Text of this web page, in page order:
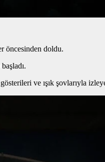
öncesinden doldu.
ve ışık şovlarıyla